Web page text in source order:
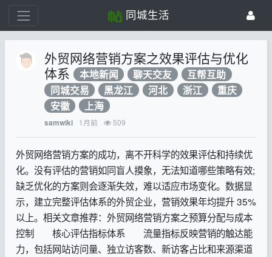
同城生活
外贸网络营销方案之效果评估与优化
体系 本地新闻 聊天交友
互帮互助
同城交易
黑龙江 河北 浙江
重庆
安徽
上海
samwiki 1月前 509
外贸网络营销方案的成功，离不开科学的效果评估和持续优
化。没有评估的营销如同盲人摸象，无法知道哪些策略有效;
缺乏优化的方案则会逐渐失效，难以适应市场变化。数据显
示，建立完整评估体系的外贸企业，营销效果年均提升 35%
以上。相关文章推荐：外贸网络营销方案之预算分配与成本
控制​ 核心评估指标体系 流量指标反映营销的触达能
力，包括网站访问量、独立访客数、新访客占比和来源渠道